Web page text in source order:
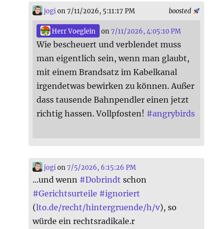
boosted
jogion 7/11/2026, 5:11:17 PM
Herr Voeglein on7/11/2026, 4:05:10 PM
Wie bescheuert und verblendet muss
man eigentlich sein, wenn man glaubt,
mit einem Brandsatz im Kabelkanal
irgendetwas bewirken zu können. Außer
dass tausende Bahnpendler einen jetzt
richtig hassen. Vollpfosten! #angrybirds
jogi on7/5/2026, 6:15:26 PM
...und wenn #Dobrindt schon
#Gerichtsurteile #ignoriert
(lto.de/recht/hintergruende/h/v), so
würde ein rechtsradikale.r